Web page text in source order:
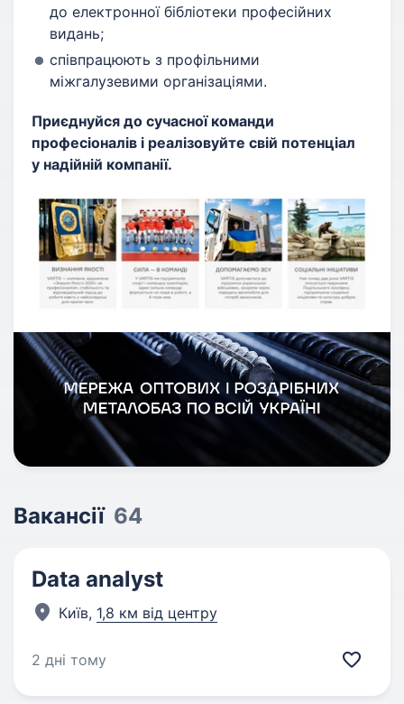
до електронної бібліотеки професійних
видань;
співпрацюють з профільними
міжгалузевими організаціями.
Приєднуйся до сучасної команди
професіоналів і реалізовуйте свій потенціал
у надійній компанії.
Вакансії 64
Data analyst
Київ, 1,8 км від центру
2 дні тому